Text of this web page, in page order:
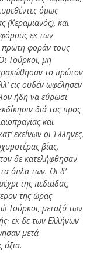
όμως
(Κεραμιανός), και
εκ των
πρώτη φοράν τους
Τούρκοι, μη
το πρώτον
εις ουδέν ωφέλησεν
ήδη να εύρωσι
διά τας προς
και
εκείνων οι Έλληνες,
βίας,
δε κατελήφθησαν
όπλα των. Οι δ’
της πεδιάδας,
της ώρας
Τούρκοι, μεταξύ των
εκ δε των Ελλήνων
μετά
άξια.